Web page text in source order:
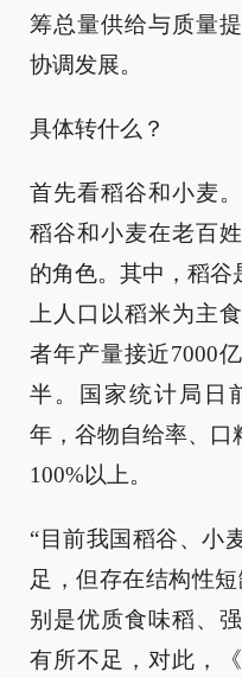
筹总量供给与质量
协调发展。
具体转什么？
首先看稻谷和小麦
稻谷和小麦在老百
的角色。其中，稻谷
上人口以稻米为主
者年产量接近7000
半。国家统计局日
年，谷物自给率、口
100%以上。
“目前我国稻谷、小
足，但存在结构性
别是优质食味稻、
有所不足，对此，